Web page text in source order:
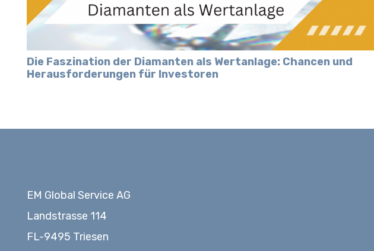
Die Faszination der Diamanten als Wertanlage: Chancen und
Herausforderungen für Investoren
EM Global Service AG
Landstrasse 114
FL-9495 Triesen